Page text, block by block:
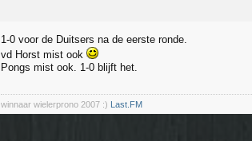
1-0 voor de Duitsers na de eerste ronde.
vd Horst mist ook
Pongs mist ook. 1-0 blijft het.
winnaar wielerprono 2007 :) Last.FM